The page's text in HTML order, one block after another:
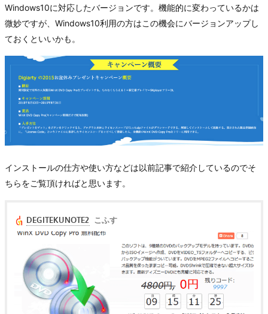
Windows10に対応したバージョンです。機能的に変わっているかは
微妙ですが、Windows10利用の方はこの機会にバージョンアップし
ておくといいかも。
インストールの仕方や使い方などは以前記事で紹介しているのでそ
ちらをご覧頂ければと思います。